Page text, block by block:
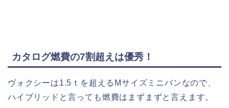
カタログ燃費の7割超えは優秀！
ヴォクシーは1.5ｔを超えるMサイズミニバンなので、
ハイブリッドと言っても燃費はまずまずと言えます。